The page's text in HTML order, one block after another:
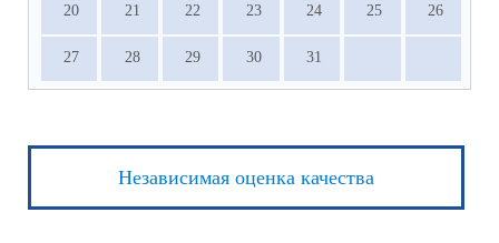
20 21 22 23 24 25 26
27 28 29 30 31
Независимая оценка качества